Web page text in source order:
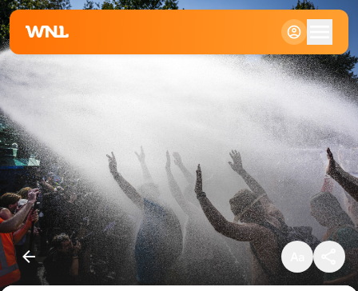
Klein
Standaard
Groot